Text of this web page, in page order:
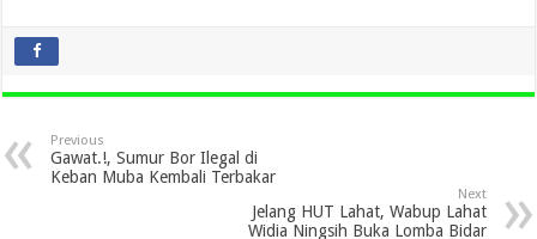
Previous
Gawat.!, Sumur Bor Ilegal di
Keban Muba Kembali Terbakar
Next
Jelang HUT Lahat, Wabup Lahat
Widia Ningsih Buka Lomba Bidar